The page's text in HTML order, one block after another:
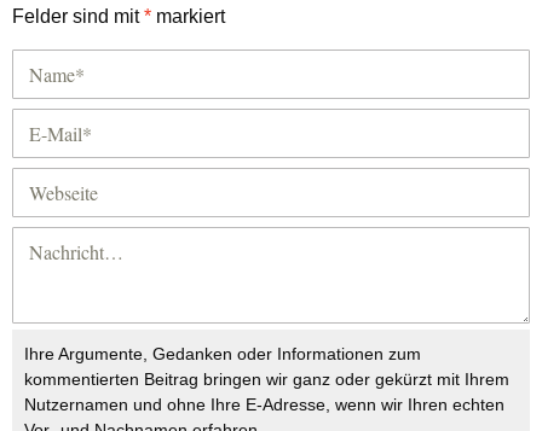
Felder sind mit* markiert
Ihre Argumente, Gedanken oder Informationen zum
kommentierten Beitrag bringen wir ganz oder gekürzt mit Ihrem
Nutzernamen und ohne Ihre E-Adresse, wenn wir Ihren echten